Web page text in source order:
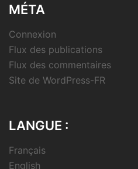
MÉTA
Connexion
Flux des publications
Flux des commentaires
Site de WordPress-FR
LANGUE :
Français
English